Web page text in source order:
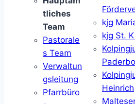
tliches
Team
Pastorale
s Team
Verwaltun
gsleitung
Pfarrbüro
kjg
kjg St.
Heinrich